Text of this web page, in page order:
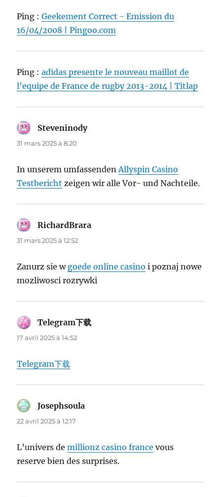
Ping :Geekement Correct - Emission du
16/04/2008 | Pingoo.com
Ping :adidas presente le nouveau maillot de
l’equipe de France de rugby 2013-2014 | Titlap
Steveninodydit :
31 mars 2025 à 8:20
In unserem umfassendenAllyspin Casino
Testbericht zeigen wir alle Vor- und Nachteile.
RichardBrara
31 mars 2025 à 12:52
Zanurz sie w goede online casino i poznaj nowe
mozliwosci rozrywki
Telegram下载
17 avril 2025 à 14:52
Telegram下载
Josephsoula
22 avril 2025 à 12:17
L’univers demillionz casino france vous
reserve bien des surprises.